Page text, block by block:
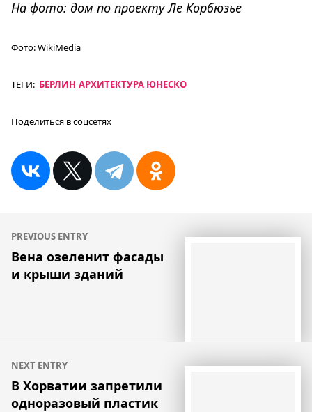
На фото: дом по проекту Ле Корбюзье
Фото:WikiMedia
ТЕГИ: БЕРЛИН АРХИТЕКТУРА ЮНЕСКО
Поделиться в соцсетях
Навигация
по
записям
PREVIOUS ENTRY
Вена озеленит фасады
и крыши зданий
NEXT ENTRY
В Хорватии запретили
одноразовый пластик